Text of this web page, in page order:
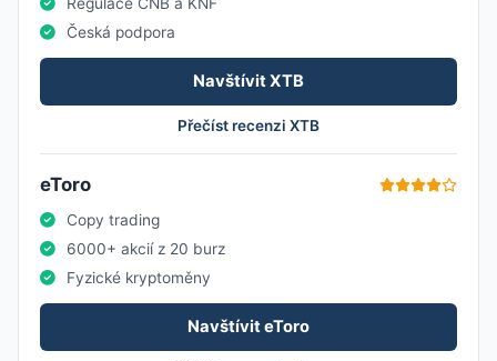
Regulace ČNB a KNF
Česká podpora
Navštívit XTB
Přečíst recenzi XTB
eToro
Copy trading
6000+ akcií z 20 burz
Fyzické kryptoměny
Navštívit eToro